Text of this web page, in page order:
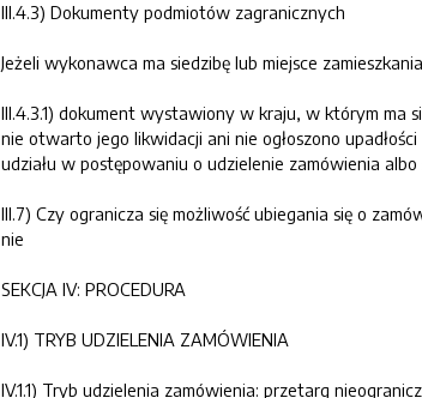
III.4.3) Dokumenty podmiotów zagranicznych
Jeżeli wykonawca ma siedzibę lub miejsce
III.4.3.1) dokument wystawiony w kraju, w którym ma
nie otwarto jego likwidacji ani nie ogłoszono
udziału w postępowaniu o udzielenie zamówienia albo
III.7) Czy ogranicza się możliwość ubiegania się o
nie
SEKCJA IV: PROCEDURA
IV.1) TRYB UDZIELENIA ZAMÓWIENIA
IV.1.1) Tryb udzielenia zamówienia: przetarg